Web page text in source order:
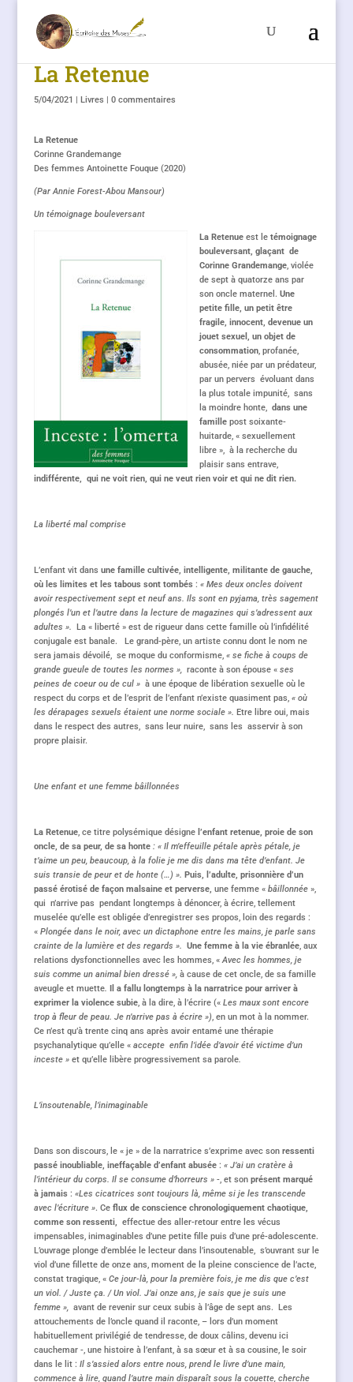
La Retenue
5/04/2021 | Livres | 0 commentaires
La Retenue
Corinne Grandemange
Des femmes Antoinette Fouque (2020)
(Par Annie Forest-Abou Mansour)
Un témoignage bouleversant
La Retenueest le témoignage
bouleversant, glaçant de
Corinne Grandemange, violée
de sept à quatorze ans par
son oncle maternel. Une
petite fille, un petit être
fragile, innocent, devenue un
jouet sexuel, un objet de
consommation, profanée,
abusée, niée par un prédateur,
par un pervers évoluant dans
la plus totale impunité, sans
la moindre honte, dans une
famille post soixante-
huitarde, « sexuellement
libre », à la recherche du
plaisir sans entrave,
indifférente, qui ne voit rien, qui ne veut rien voir et qui ne dit rien.
La liberté mal comprise
L’enfant vit dans une famille cultivée, intelligente, militante de gauche,
où les limites et les tabous sont tombés: « Mes deux oncles doivent
avoir respectivement sept et neuf ans. Ils sont en pyjama, très sagement
plongés l’un et l’autre dans la lecture de magazines qui s’adressent aux
adultes ». La « liberté » est de rigueur dans cette famille où l’infidélité
conjugale est banale. Le grand-père, un artiste connu dont le nom ne
sera jamais dévoilé, se moque du conformisme, « se fiche à coups de
grande gueule de toutes les normes », raconte à son épouse « ses
peines de coeur ou de cul »à une époque de libération sexuelle où le
respect du corps et de l’esprit de l’enfant n’existe quasiment pas,« où
les dérapages sexuels étaient une norme sociale ». Etre libre oui, mais
dans le respect des autres, sans leur nuire, sans les asservir à son
propre plaisir.
Une enfant et une femme bâillonnées
La Retenue, ce titre polysémique désignel’enfant retenue, proie de son
oncle, de sa peur, de sa honte : « Il m’effeuille pétale après pétale, je
t’aime un peu, beaucoup, à la folie je me dis dans ma tête d’enfant. Je
suis transie de peur et de honte (…) ». Puis, l’adulte, prisonnière d’un
passé érotisé de façon malsaine et perverse, une femme «bâillonnée »,
qui n’arrive pas pendant longtemps à dénoncer, à écrire, tellement
muselée qu’elle est obligée d’enregistrer ses propos, loin des regards :
« Plongée dans le noir, avec un dictaphone entre les mains, je parle sans
crainte de la lumière et des regards ». Une femme à la vie ébranlée, aux
relations dysfonctionnelles avec les hommes, «Avec les hommes, je
suis comme un animal bien dressé »,à cause de cet oncle, de sa famille
aveugle et muette. Il a fallu longtemps à la narratrice pour arriver à
exprimer la violence subie, à la dire, à l’écrire (« Les maux sont encore
trop à fleur de peau. Je n’arrive pas à écrire »), en un mot à la nommer.
Ce n’est qu’à trente cinq ans après avoir entamé une thérapie
psychanalytique qu’elle « accepte enfin l’idée d’avoir été victime d’un
inceste » et qu’elle libère progressivement sa parole.
L’insoutenable, l’inimaginable
Dans son discours, le « je » de la narratrice s’exprime avec sonressenti
passé inoubliable, ineffaçable d’enfant abusée: « J’ai un cratère à
l’intérieur du corps. Il se consume d’horreurs » -, et son présent marqué
à jamais : «Les cicatrices sont toujours là, même si je les transcende
avec l’écriture ». Ce flux de conscience chronologiquement chaotique,
comme son ressenti, effectue des aller-retour entre les vécus
impensables, inimaginables d’une petite fille puis d’une pré-adolescente.
L’ouvrage plonge d’emblée le lecteur dans l’insoutenable, s’ouvrant sur le
viol d’une fillette de onze ans, moment de la pleine conscience de l’acte,
constat tragique, « Ce jour-là, pour la première fois, je me dis que c’est
un viol. / Juste ça. / Un viol. J’ai onze ans, je sais que je suis une
femme », avant de revenir sur ceux subis à l’âge de sept ans. Les
attouchements de l’oncle quand il raconte, – lors d’un moment
habituellement privilégié de tendresse, de doux câlins, devenu ici
cauchemar -, une histoire à l’enfant, à sa sœur et à sa cousine, le soir
dans le lit : Il s’assied alors entre nous, prend le livre d’une main,
commence à lire, quand l’autre main disparaît sous la couette, cherche